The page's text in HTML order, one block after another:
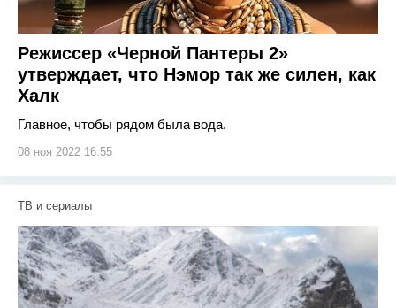
Режиссер «Черной Пантеры 2»
утверждает, что Нэмор так же силен, как
Халк
Главное, чтобы рядом была вода.
08 ноя 2022 16:55
ТВ и сериалы